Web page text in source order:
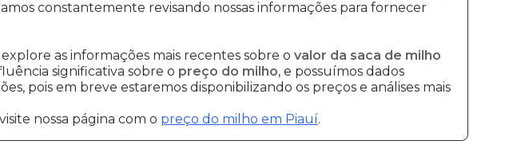
constantemente revisando nossas informações para fornecer
as informações mais recentes sobre o valor da saca de milho
significativa sobre o preço do milho, e possuímos dados
pois em breve estaremos disponibilizando os preços e análises mais
nossa página com o preço do milho em Piauí.